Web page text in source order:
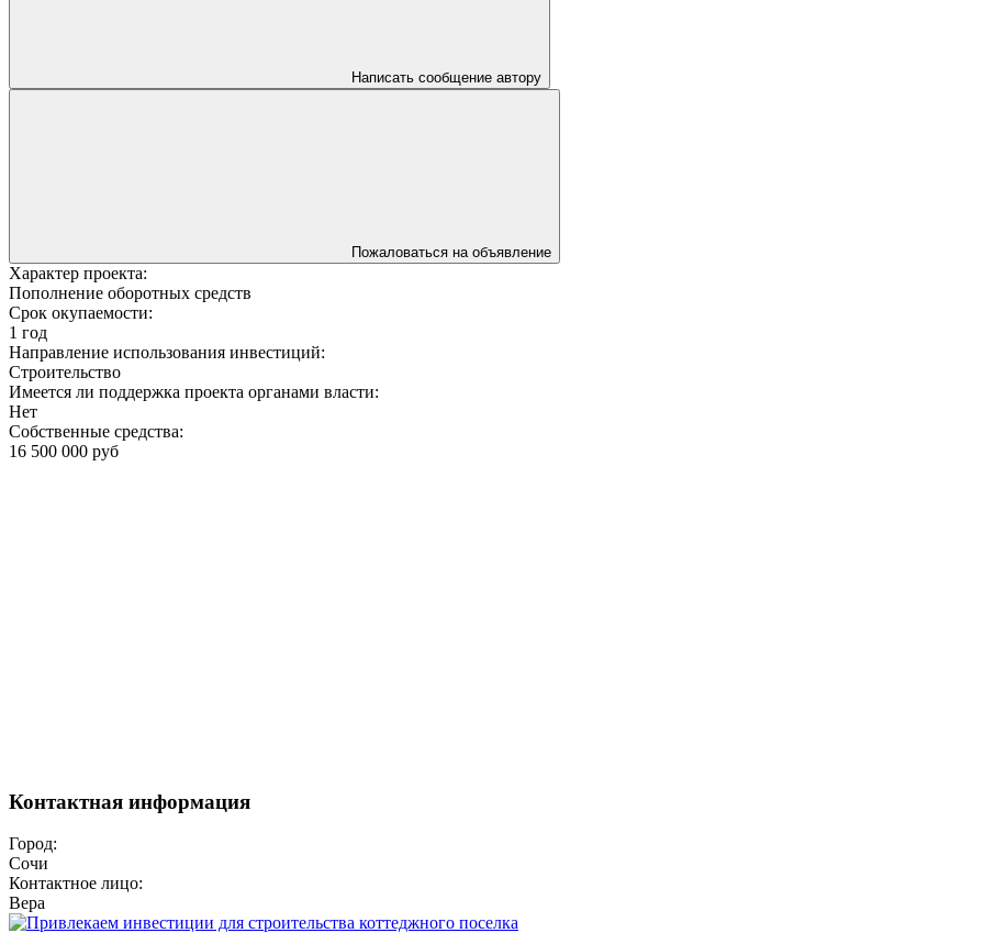
Написать сообщение автору
Пожаловаться на объявление
Характер проекта:
Пополнение оборотных средств
Срок окупаемости:
1 год
Направление использования инвестиций:
Строительство
Имеется ли поддержка проекта органами власти:
Нет
Собственные средства:
16 500 000 руб
Контактная информация
Город:
Сочи
Контактное лицо:
Вера